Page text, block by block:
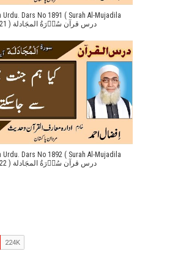
Urdu. Dars No 1891 ( Surah Al-Mujadila
Ayat 21 ) درس قرآن سُوۡرَةُ المجَادلة
Urdu. Dars No 1892 ( Surah Al-Mujadila
Ayat 22 ) درس قرآن سُوۡرَةُ المجَادلة